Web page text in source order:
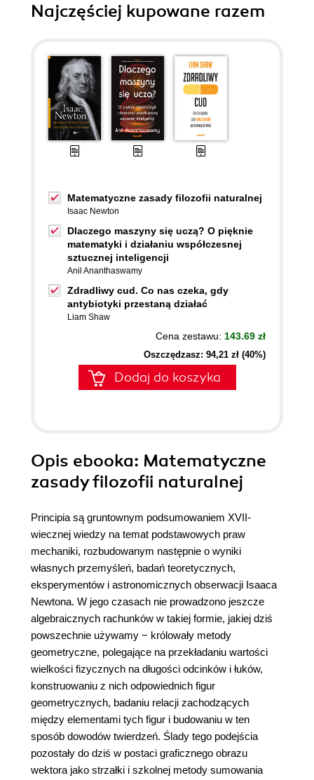
Najczęściej kupowane razem
Matematyczne zasady filozofii naturalnej
Isaac Newton
Dlaczego maszyny się uczą? O pięknie
matematyki i działaniu współczesnej
sztucznej inteligencji
Anil Ananthaswamy
Zdradliwy cud. Co nas czeka, gdy
antybiotyki przestaną działać
Liam Shaw
Cena zestawu: 143.69 zł
Oszczędzasz: 94,21 zł (40%)
Dodaj do koszyka
Opis ebooka: Matematyczne
zasady filozofii naturalnej
Principia są gruntownym podsumowaniem XVII-
wiecznej wiedzy na temat podstawowych praw
mechaniki, rozbudowanym następnie o wyniki
własnych przemyśleń, badań teoretycznych,
eksperymentów i astronomicznych obserwacji Isaaca
Newtona. W jego czasach nie prowadzono jeszcze
algebraicznych rachunków w takiej formie, jakiej dziś
powszechnie używamy − królowały metody
geometryczne, polegające na przekładaniu wartości
wielkości fizycznych na długości odcinków i łuków,
konstruowaniu z nich odpowiednich figur
geometrycznych, badaniu relacji zachodzących
między elementami tych figur i budowaniu w ten
sposób dowodów twierdzeń. Ślady tego podejścia
pozostały do dziś w postaci graficznego obrazu
wektora jako strzałki i szkolnej metody sumowania